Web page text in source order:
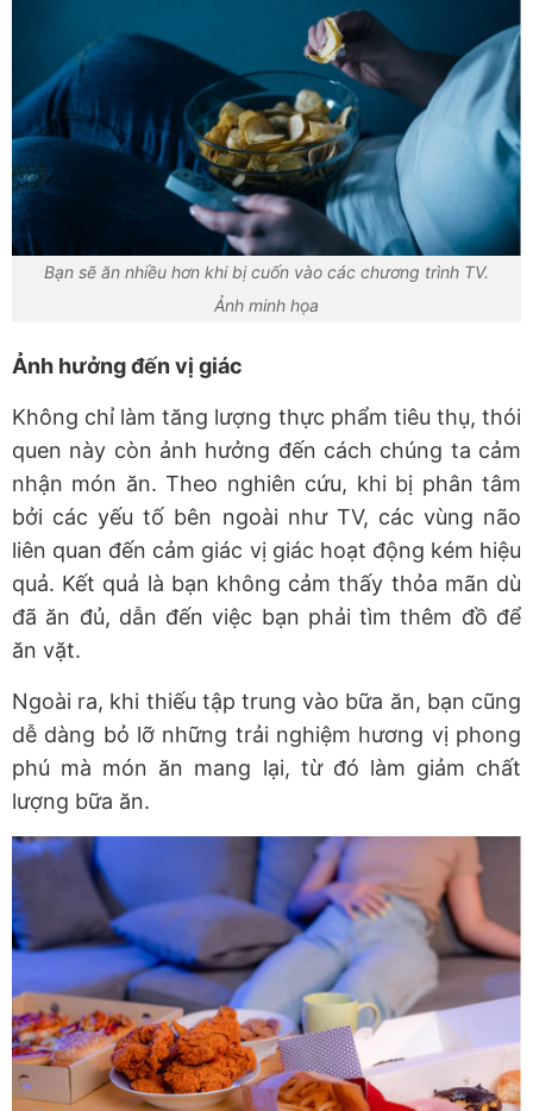
Bạn sẽ ăn nhiều hơn khi bị cuốn vào các chương trình TV.
Ảnh minh họa
Ảnh hưởng đến vị giác
Không chỉ làm tăng lượng thực phẩm tiêu thụ, thói
quen này còn ảnh hưởng đến cách chúng ta cảm
nhận món ăn. Theo nghiên cứu, khi bị phân tâm
bởi các yếu tố bên ngoài như TV, các vùng não
liên quan đến cảm giác vị giác hoạt động kém hiệu
quả. Kết quả là bạn không cảm thấy thỏa mãn dù
đã ăn đủ, dẫn đến việc bạn phải tìm thêm đồ để
ăn vặt.
Ngoài ra, khi thiếu tập trung vào bữa ăn, bạn cũng
dễ dàng bỏ lỡ những trải nghiệm hương vị phong
phú mà món ăn mang lại, từ đó làm giảm chất
lượng bữa ăn.